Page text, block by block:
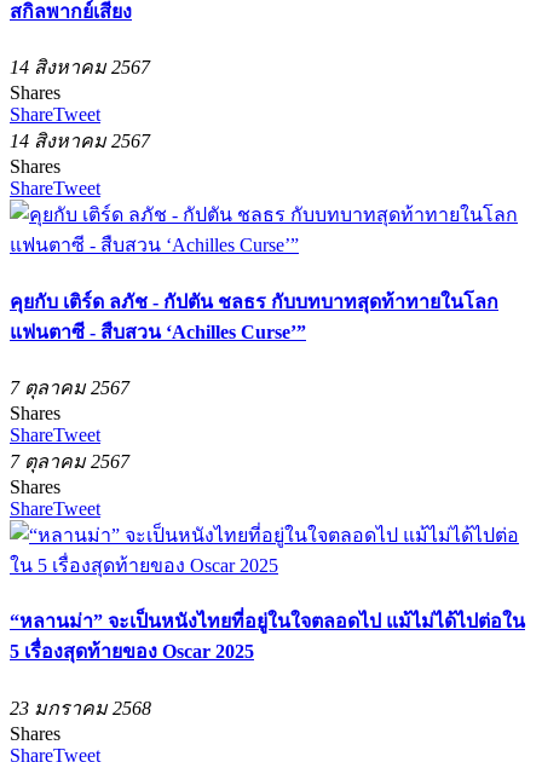
สกิลพากย์เสียง
14 สิงหาคม 2567
Shares
ShareTweet
14 สิงหาคม 2567
Shares
ShareTweet
คุยกับ เติร์ด ลภัช - กัปตัน ชลธร กับบทบาทสุดท้าทายในโลก
แฟนตาซี - สืบสวน ‘Achilles Curse’”
7 ตุลาคม 2567
Shares
ShareTweet
7 ตุลาคม 2567
Shares
ShareTweet
“หลานม่า” จะเป็นหนังไทยที่อยู่ในใจตลอดไป แม้ไม่ได้ไปต่อใน
5 เรื่องสุดท้ายของ Oscar 2025
23 มกราคม 2568
Shares
ShareTweet